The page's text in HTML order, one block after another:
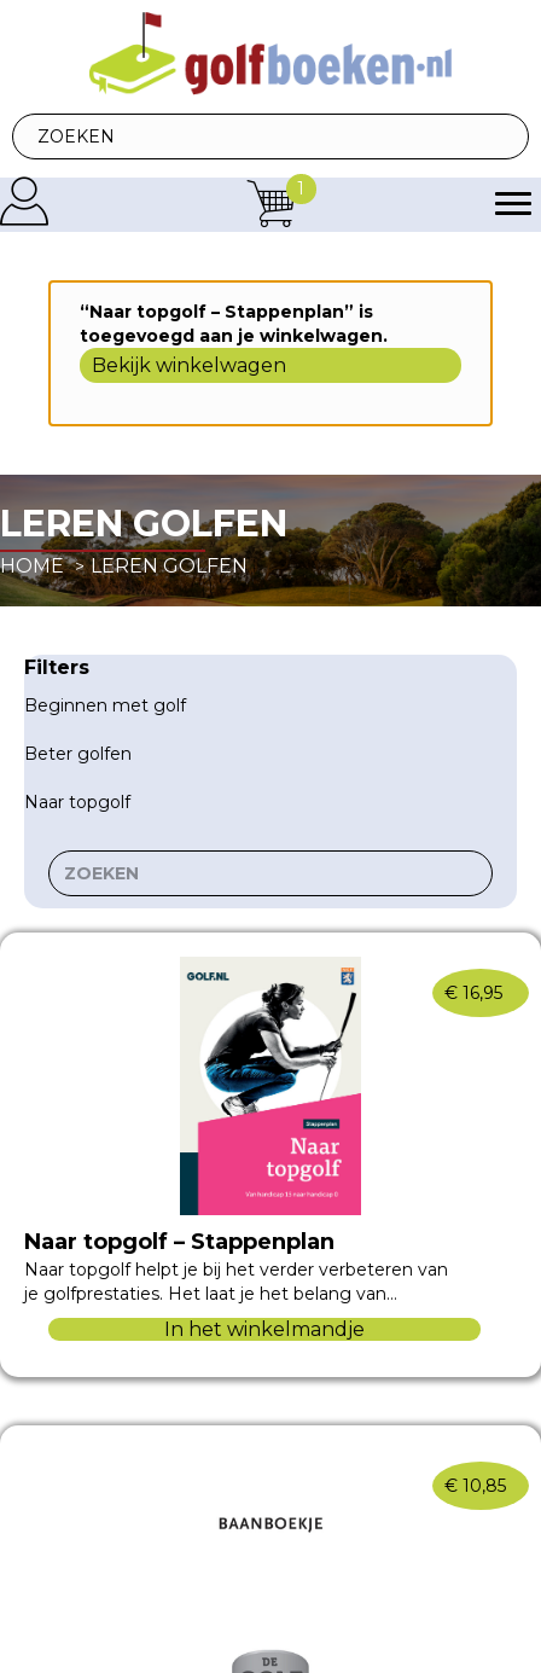
1
“Naar topgolf – Stappenplan” is
toegevoegd aan je winkelwagen.
Bekijk winkelwagen
LEREN GOLFEN
HOME LEREN GOLFEN
Filters
Beginnen met golf
Beter golfen
Naar topgolf
€ 16,95
Naar topgolf – Stappenplan
Naar topgolf helpt je bij het verder verbeteren van
je golfprestaties. Het laat je het belang van…
In het winkelmandje
€ 10,85